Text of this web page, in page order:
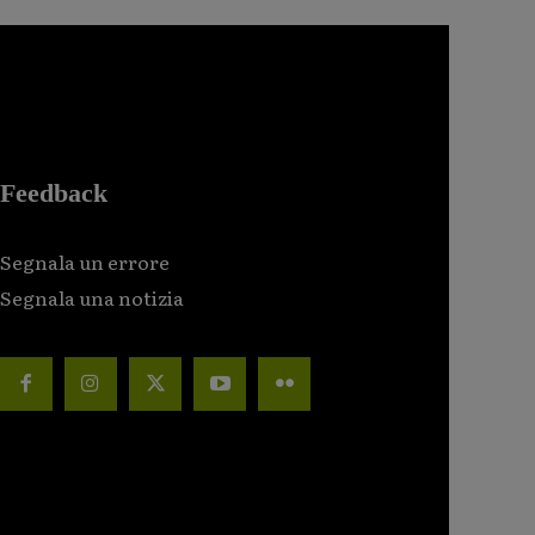
Feedback
Segnala un errore
Segnala una notizia